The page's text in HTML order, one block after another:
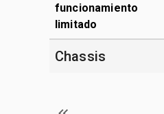
funcionamiento
limitado
Chassis